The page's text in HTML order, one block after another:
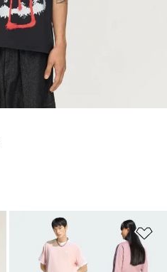
เพิ่มไปยังรายการสินค้าโปรด